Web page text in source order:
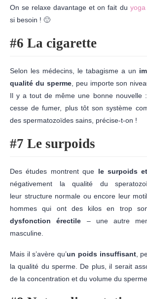
On se relaxe davantage et on fait du yoga
si besoin ! 🙂
#6 La cigarette
Selon les médecins, le tabagisme a un
qualité du sperme, peu importe son
Il y a tout de même une bonne nouvelle
cesse de fumer, plus tôt son système
des spermatozoïdes sains, précise-t-on !
#7 Le surpoids
Des études montrent que le surpoids
négativement la qualité du
leur structure normale ou encore leur
hommes qui ont des kilos en trop
dysfonction érectile – une autre
masculine.
Mais il s’avère qu’un poids insuffisant,
la qualité du sperme. De plus, il serait
de la concentration et du volume du